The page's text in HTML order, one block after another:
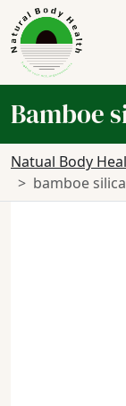
Bamboe
Natual Body
bamboe